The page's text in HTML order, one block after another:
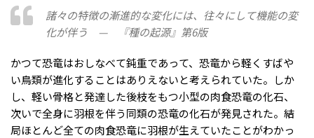
諸々の特徴の漸進的な変化には、往々にして機能の変
化が伴う — 『種の起源』第6版
かつて恐竜はおしなべて鈍重であって、恐竜から軽くすばや
い鳥類が進化することはありえないと考えられていた。しか
し、軽い骨格と発達した後枝をもつ小型の肉食恐竜の化石、
次いで全身に羽根を伴う同類の恐竜の化石が発見された。結
局ほとんど全ての肉食恐竜に羽根が生えていたことがわかっ